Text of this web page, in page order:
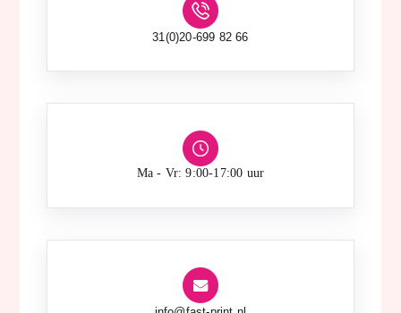
31(0)20-699 82 66
Ma - Vr: 9:00-17:00 uur